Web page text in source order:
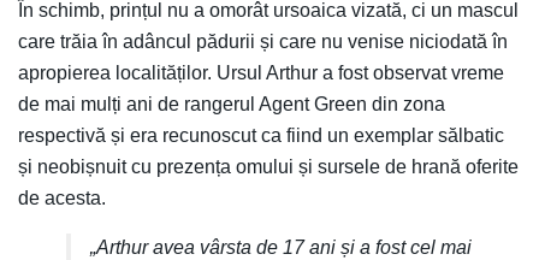
În schimb, prințul nu a omorât ursoaica vizată, ci un mascul
care trăia în adâncul pădurii și care nu venise niciodată în
apropierea localităților. Ursul Arthur a fost observat vreme
de mai mulți ani de rangerul Agent Green din zona
respectivă și era recunoscut ca fiind un exemplar sălbatic
și neobișnuit cu prezența omului și sursele de hrană oferite
de acesta.
„Arthur avea vârsta de 17 ani și a fost cel mai